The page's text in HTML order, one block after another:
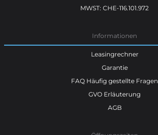
MWST: CHE-116.101.972
Informationen
Leasingrechner
Garantie
FAQ Häufig gestellte Fragen
GVO Erläuterung
AGB